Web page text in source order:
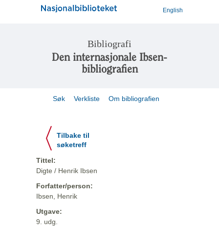
English
Bibliografi
Den internasjonale Ibsen-
bibliografien
Søk Verkliste Om bibliografien
Tilbake til
søketreff
Tittel:
Digte / Henrik Ibsen
Forfatter/person:
Ibsen, Henrik
Utgave:
9. udg.